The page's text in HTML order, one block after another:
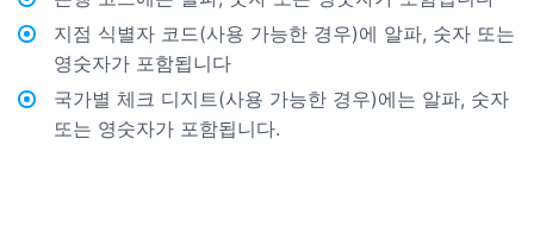
지점 식별자 코드(사용 가능한 경우)에 알파, 숫자 또는
영숫자가 포함됩니다
국가별 체크 디지트(사용 가능한 경우)에는 알파, 숫자
또는 영숫자가 포함됩니다.